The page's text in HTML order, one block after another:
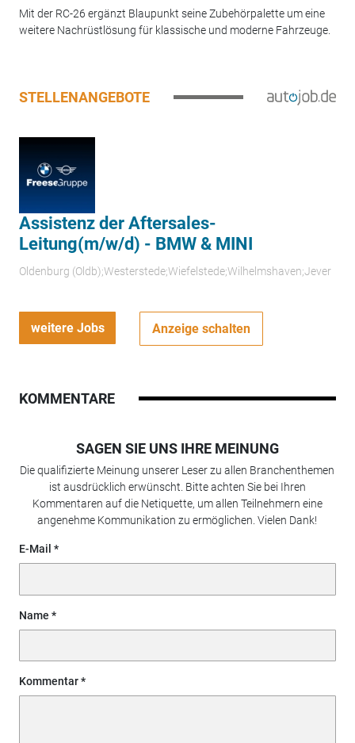
Mit der RC-26 ergänzt Blaupunkt seine Zubehörpalette um eine
weitere Nachrüstlösung für klassische und moderne Fahrzeuge.
STELLENANGEBOTE
Assistenz der Aftersales-
Leitung(m/w/d) - BMW & MINI
Oldenburg (Oldb);Westerstede;Wiefelstede;Wilhelmshaven;Jever
weitere Jobs Anzeige schalten
KOMMENTARE
SAGEN SIE UNS IHRE MEINUNG
Die qualifizierte Meinung unserer Leser zu allen Branchenthemen
ist ausdrücklich erwünscht. Bitte achten Sie bei Ihren
Kommentaren auf die Netiquette, um allen Teilnehmern eine
angenehme Kommunikation zu ermöglichen. Vielen Dank!
E-Mail
Name
Kommentar